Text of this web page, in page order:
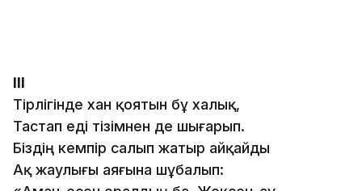
III
Тірлігінде хан қоятын бұ халық,
Тастап еді тізімнен де шығарып.
Біздің кемпір салып жатыр айқайды
Ақ жаулығы аяғына шұбалып: